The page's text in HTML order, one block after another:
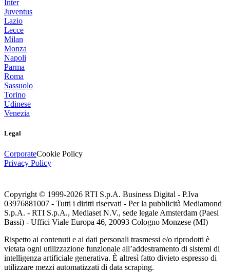
Inter
Juventus
Lazio
Lecce
Milan
Monza
Napoli
Parma
Roma
Sassuolo
Torino
Udinese
Venezia
Legal
CorporateCookie Policy
Privacy Policy
Copyright © 1999-2026 RTI S.p.A. Business Digital - P.Iva
03976881007 - Tutti i diritti riservati - Per la pubblicità Mediamond
S.p.A. - RTI S.p.A., Mediaset N.V., sede legale Amsterdam (Paesi
Bassi) - Uffici Viale Europa 46, 20093 Cologno Monzese (MI)
Rispetto ai contenuti e ai dati personali trasmessi e/o riprodotti è
vietata ogni utilizzazione funzionale all’addestramento di sistemi di
intelligenza artificiale generativa. È altresì fatto divieto espresso di
utilizzare mezzi automatizzati di data scraping.